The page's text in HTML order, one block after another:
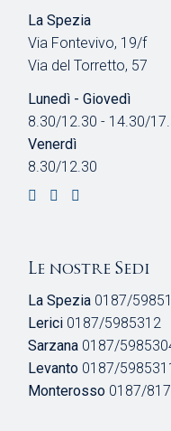
La Spezia
Via Fontevivo, 19/f
Via del Torretto, 57
Lunedì - Giovedì
8.30/12.30 - 14.30/
Venerdì
8.30/12.30
Le nostre Sedi
La Spezia 0187/
Lerici 0187/5985312
Sarzana 0187/
Levanto 0187/
Monterosso 0187/